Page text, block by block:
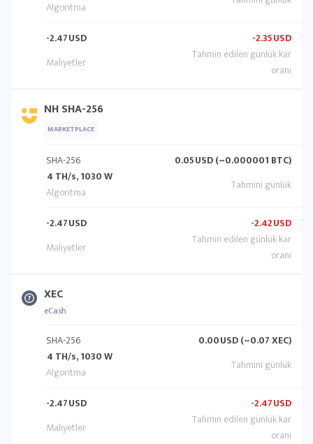
-2.47USD -2.35USD
NH SHA-256
MARKETPLACE
SHA-256
4 TH/s, 1030 W
0.05USD (~0.000001 BTC)
-2.47USD -2.42USD
XEC
eCash
SHA-256
4 TH/s, 1030 W
0.00USD (~0.07 XEC)
-2.47USD -2.47USD